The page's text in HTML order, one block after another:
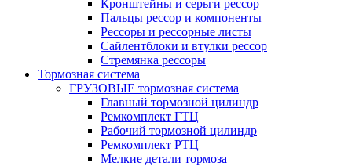
Кронштейны и серьги рессор
Пальцы рессор и компоненты
Рессоры и рессорные листы
Сайлентблоки и втулки рессор
Стремянка рессоры
Тормозная система
ГРУЗОВЫЕ тормозная система
Главный тормозной цилиндр
Ремкомплект ГТЦ
Рабочий тормозной цилиндр
Ремкомплект РТЦ
Мелкие детали тормоза